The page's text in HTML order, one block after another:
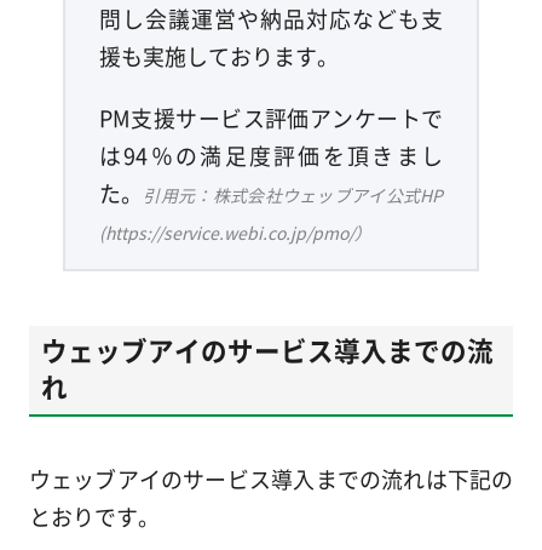
問し会議運営や納品対応なども支
援も実施しております。
PM支援サービス評価アンケートで
は94％の満足度評価を頂きまし
た。
引用元：株式会社ウェッブアイ公式HP
(https://service.webi.co.jp/pmo/）
ウェッブアイのサービス導入までの流
れ
ウェッブアイのサービス導入までの流れは下記の
とおりです。